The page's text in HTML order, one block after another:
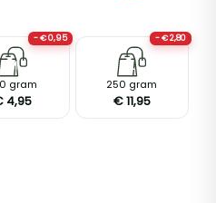
- € 0,95
M
gram
4,95
- € 2,80
L
250 gram
€ 11,95